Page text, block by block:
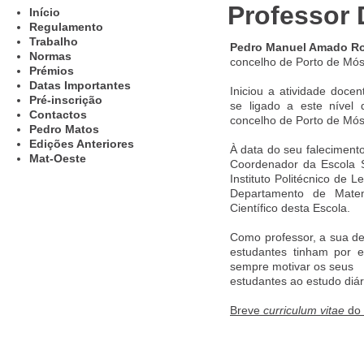
Professor
Pedro Manuel Amado
concelho de Porto de
Iniciou a atividade
se ligado a este nível
concelho de Porto de
À data do seu
Coordenador da Escola
Instituto Politécnico de
Departamento de
Científico desta Escola.
Como professor, a sua
estudantes tinham por
sempre motivar os seus
estudantes ao estudo
Breve curriculum vitae do
Início
Regulamento
Trabalho
Normas
Prémios
Datas Importantes
Pré-inscrição
Contactos
Pedro Matos
Edições Anteriores
Mat-Oeste